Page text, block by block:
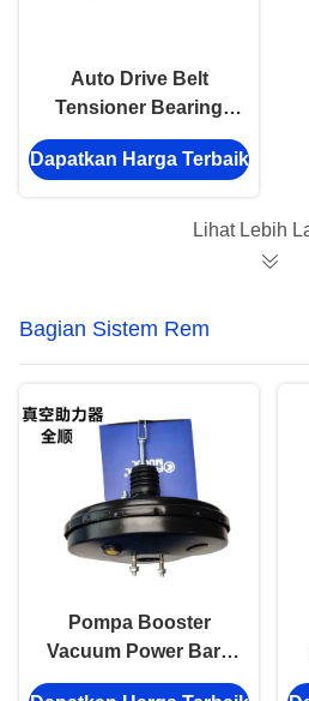
Auto Drive Belt
Tensioner Bearing
JMC 1020 4D30 EP1-
19636-AC Drive
Dapatkan Harga Terbaik
Lihat Lebih
Bagian Sistem Rem
Pompa Booster
Vacuum Power Baru
Untuk Ford Transit